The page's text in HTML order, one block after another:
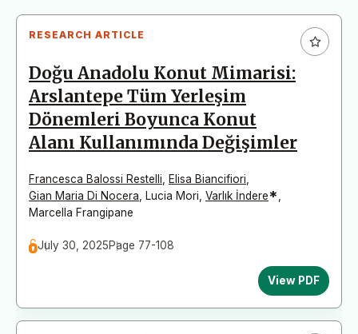
RESEARCH ARTICLE
Doğu Anadolu Konut Mimarisi:
Arslantepe Tüm Yerleşim
Dönemleri Boyunca Konut
Alanı Kullanımında Değişimler
Francesca Balossi Restelli Elisa Biancifiori
Gian Maria Di Nocera
Lucia Mori Varlık İndere*
Marcella Frangipane
July 30, 2025Page 77-108
View PDF